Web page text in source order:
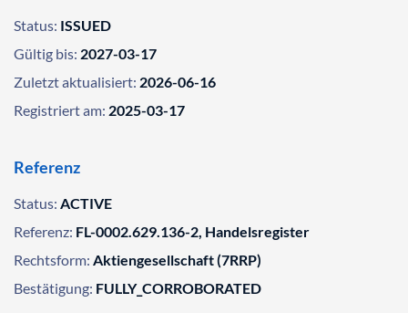
Status: ISSUED
Gültig bis: 2027-03-17
Zuletzt aktualisiert: 2026-06-16
Registriert am: 2025-03-17
Referenz
Status: ACTIVE
Referenz: FL-0002.629.136-2, Handelsregister
Rechtsform: Aktiengesellschaft (7RRP)
Bestätigung: FULLY_CORROBORATED